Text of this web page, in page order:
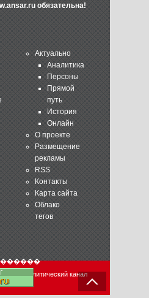
обязательна!
Актуально
Аналитика
Персоны
Прямой
путь
История
Онлайн
О проекте
Размещение
рекламы
RSS
Контакты
Карта сайта
Облако
тегов
аналитический канал